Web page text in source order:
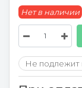
Нет в наличии
Не подлежит